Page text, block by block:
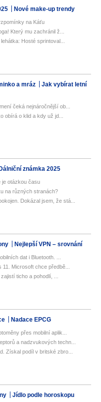
Nové make-up trendy
na Káťu
Který mu zachránil ž...
Hosté sprintoval...
a mráz
Jak vybírat letní
čeká nejnáročnější ob...
obírá o klid a kdy už jd...
Dálniční známka 2025
je otázkou času
na různých stranách?
Dokázal jsem, že stá...
Nejlepší VPN – srovnání
dat i Bluetooth. ...
11. Microsoft chce předbě...
ticho a pohodlí, ...
Nadace EPCG
přes mobilní aplik...
a nadzvukových techn...
Získal podíl v britské zbro...
Jídlo podle horoskopu